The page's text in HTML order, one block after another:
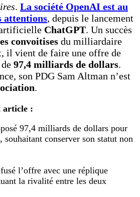
. La société OpenAI est au
attentions, depuis le lancement
ChatGPT. Un succès
convoitises du milliardaire
il vient de faire une offre de
97,4 milliards de dollars.
son PDG Sam Altman n’est
.
article :
97,4 milliards de dollars pour
souhaitant conserver son statut non
l’offre avec une réplique
la rivalité entre les deux